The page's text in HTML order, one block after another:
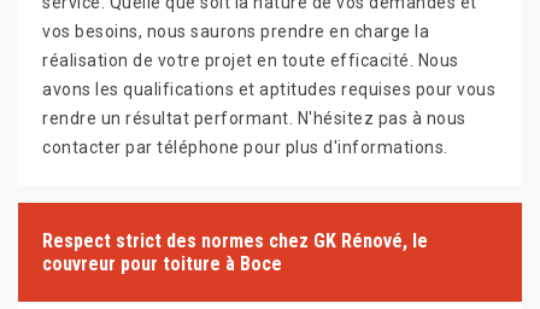
vos besoins, nous saurons prendre en charge la
réalisation de votre projet en toute efficacité. Nous
avons les qualifications et aptitudes requises pour vous
rendre un résultat performant. N'hésitez pas à nous
contacter par téléphone pour plus d'informations.
Respect strict des normes chez GK Rénové, le
couvreur pour toiture à Boce